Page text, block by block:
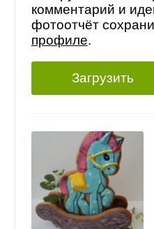
комментарий и
фотоотчёт
профиле.
Загрузить